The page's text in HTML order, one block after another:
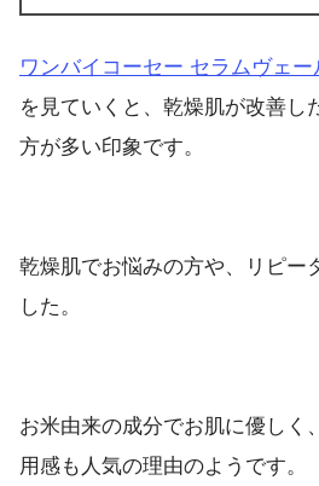
ワンバイコーセー セラムヴェー
を見ていくと、乾燥肌が改善し
方が多い印象です。
乾燥肌でお悩みの方や、リピー
した。
お米由来の成分でお肌に優しく
用感も人気の理由のようです。